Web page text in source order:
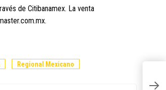
de Citibanamex. La venta
Regional Mexicano